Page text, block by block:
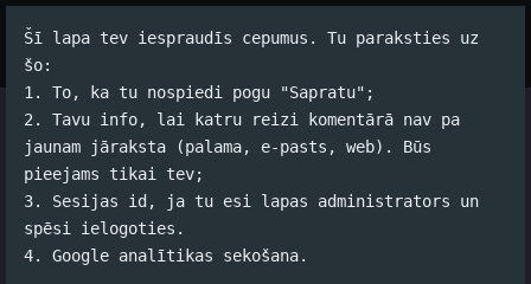
Šī lapa tev iespraudīs cepumus. Tu paraksties uz
šo:
1. To, ka tu nospiedi pogu "Sapratu";
2. Tavu info, lai katru reizi komentārā nav pa
jaunam jāraksta (palama, e-pasts, web). Būs
pieejams tikai tev;
3. Sesijas id, ja tu esi lapas administrators un
spēsi ielogoties.
4. Google analītikas sekošana.
Arhīvs
Kategorijas: #Alus,#Datori,#Dzīve